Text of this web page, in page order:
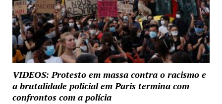
VIDEOS: Protesto em massa contra o racismo e
a brutalidade policial em Paris termina com
confrontos com a polícia